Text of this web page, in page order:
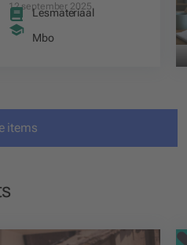
sluiting vijf
scholen?
12 september 2025
Lesmateriaal
Mbo
items